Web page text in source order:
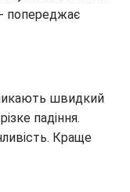
попереджає
швидкий
падіння.
Краще